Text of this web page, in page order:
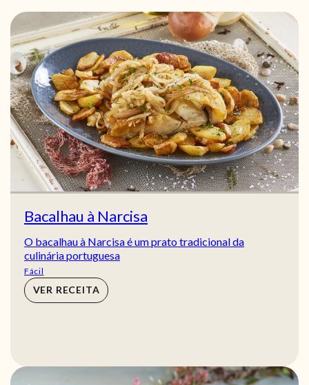
Bacalhau à Narcisa
O bacalhau à Narcisa é um prato tradicional da
culinária portuguesa
Fácil
VER RECEITA